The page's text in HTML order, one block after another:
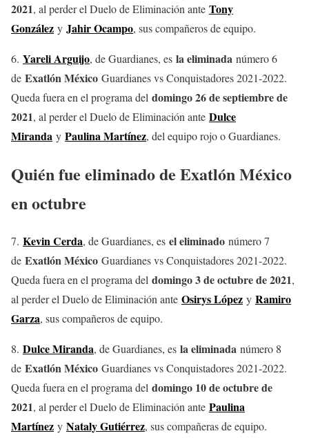
2021, al perder el Duelo de Eliminación ante Tony
González y Jahir Ocampo, sus compañeros de equipo.
6. Yareli Arguijo, de Guardianes, es la eliminada número 6
de Exatlón México Guardianes vs Conquistadores 2021-2022.
Queda fuera en el programa del domingo 26 de septiembre de
2021, al perder el Duelo de Eliminación ante Dulce
Miranda y Paulina Martínez, del equipo rojo o Guardianes.
Quién fue eliminado de Exatlón México
en octubre
7. Kevin Cerda, de Guardianes, es el eliminado número 7
de Exatlón México Guardianes vs Conquistadores 2021-2022.
Queda fuera en el programa del domingo 3 de octubre de 2021,
al perder el Duelo de Eliminación ante Osirys López y Ramiro
Garza, sus compañeros de equipo.
8. Dulce Miranda, de Guardianes, es la eliminada número 8
de Exatlón México Guardianes vs Conquistadores 2021-2022.
Queda fuera en el programa del domingo 10 de octubre de
2021, al perder el Duelo de Eliminación ante Paulina
Martínez y Nataly Gutiérrez, sus compañeras de equipo.